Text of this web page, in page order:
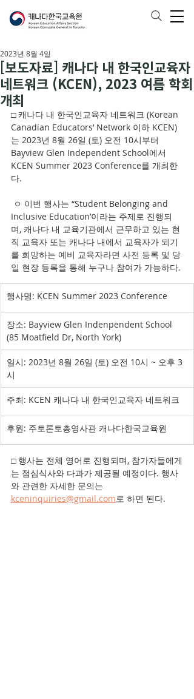
[보도자료] 캐나다 내 한국인교육자
네트워크 (KCEN), 2023 여름 학회
개최
2023년 8월 4일
□ 캐나다 내 한국인교육자 네트워크 (Korean
Canadian Educators’ Network 이하 KCEN)
는 2023년 8월 26일 (토) 오전 10시부터
Bayview Glen Independent School에서
KCEN Summer 2023 Conference를 개최한
다.
Inclusive Education’이라는 주제로 진행되
며, 캐나다 내 교육기관에서 근무하고 있는 현
직 교육자 또는 캐나다 내에서 교육자가 되기
를 희망하는 예비 교육자라면 사전 등록 및 당
일 현장 등록을 통해 누구나 참여가 가능하다.
​행사명: KCEN Summer 2023 Conference
장소: Bayview Glen Indenpendent School
(85 Moatfield Dr, North York)
일시: 2023년 8월 26일 (토) 오전 10시 ~ 오후 3
시
주최: KCEN 캐나다 내 한국인교육자 네트워크
후원: 주토론토총영사관 캐나다한국교육원
□ 행사는 전체 영어로 진행되며, 참가자들에게
는 점심식사와 다과가 제공될 예정이다. 행사
와 관련한 자세한 문의는
kceninquiries@gmail.com로 하면 된다.